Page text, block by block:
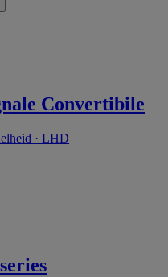
Convertibile
· LHD